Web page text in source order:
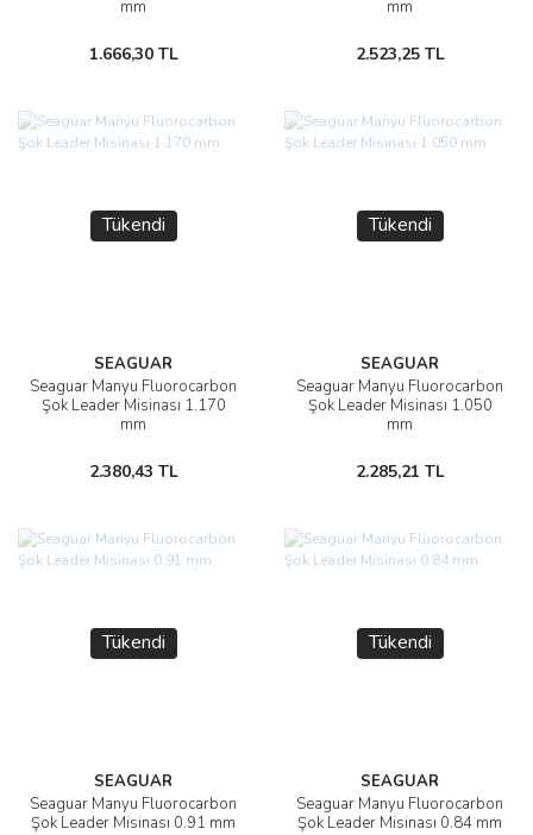
mm
1.666,30 TL
mm
2.523,25 TL
Tükendi
SEAGUAR
Seaguar Manyu Fluorocarbon
Şok Leader Misinası 1.170
mm
2.380,43 TL
Tükendi
SEAGUAR
Seaguar Manyu Fluorocarbon
Şok Leader Misinası 1.050
mm
2.285,21 TL
Tükendi
SEAGUAR
Seaguar Manyu Fluorocarbon
Şok Leader Misinası 0.91 mm
Tükendi
SEAGUAR
Seaguar Manyu Fluorocarbon
Şok Leader Misinası 0.84 mm